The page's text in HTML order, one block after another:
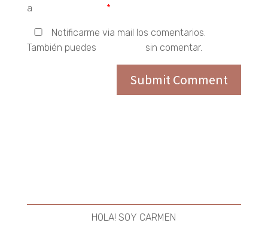
a
*
Notificarme via mail los comentarios.
También puedes
sin comentar.
HOLA! SOY CARMEN